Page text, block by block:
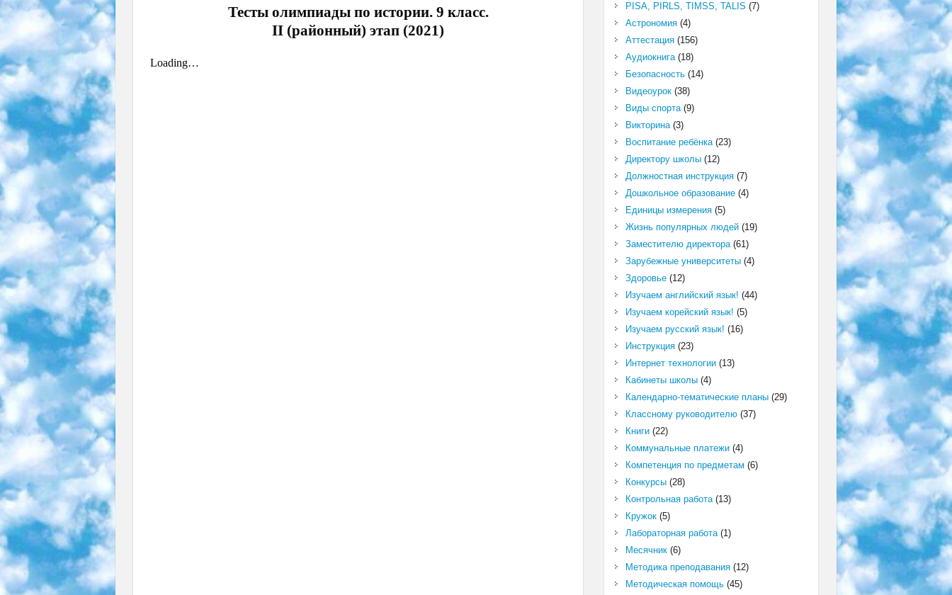
Тесты олимпиады по истории. 9 класс.
II (районный) этап (2021)
PISA, PIRLS, TIMSS, TALIS (7)
Астрономия(4)
Аттестация(156)
Аудиокнига(18)
Безопасность(14)
Видеоурок(38)
Виды спорта(9)
Викторина(3)
Воспитание ребёнка(23)
Директору школы(12)
Должностная инструкция(7)
Дошкольное образование(4)
Единицы измерения(5)
Жизнь популярных людей(19)
Заместителю директора(61)
Зарубежные университеты(4)
Здоровье(12)
Изучаем английский язык! (44)
Изучаем корейский язык! (5)
Изучаем русский язык! (16)
Инструкция(23)
Интернет технологии(13)
Кабинеты школы(4)
Календарно-тематические планы(29)
Классному руководителю(37)
Книги(22)
Коммунальные платежи(4)
Компетенция по предметам (6)
Конкурсы(28)
Контрольная работа(13)
Кружок(5)
Лабораторная работа(1)
Месячник(6)
Методика преподавания(12)
Методическая помощь(45)